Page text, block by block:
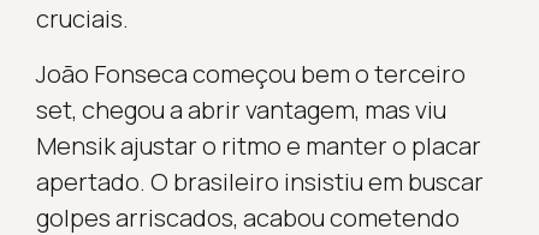
cruciais.
João Fonseca começou bem o terceiro
set, chegou a abrir vantagem, mas viu
Mensik ajustar o ritmo e manter o placar
apertado. O brasileiro insistiu em buscar
golpes arriscados, acabou cometendo